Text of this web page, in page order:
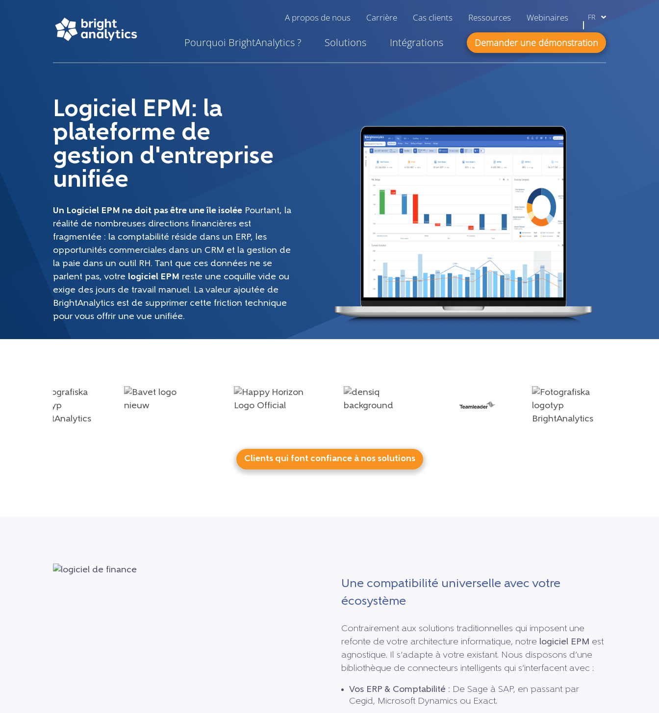
A propos de nous Carrière Cas clients Ressources Webinaires FR
Pourquoi BrightAnalytics ? Solutions Intégrations Demander une démonstration
Logiciel EPM: la
plateforme de
gestion d'entreprise
unifiée
Un Logiciel EPM ne doit pas être une île isolée Pourtant, la
réalité de nombreuses directions financières est
fragmentée : la comptabilité réside dans un ERP, les
opportunités commerciales dans un CRM et la gestion de
la paie dans un outil RH. Tant que ces données ne se
parlent pas, votre logiciel EPM reste une coquille vide ou
exige des jours de travail manuel. La valeur ajoutée de
BrightAnalytics est de supprimer cette friction technique
pour vous offrir une vue unifiée.
Clients qui font confiance à nos solutions
Une compatibilité universelle avec votre
écosystème
Contrairement aux solutions traditionnelles qui imposent une
refonte de votre architecture informatique, notre logiciel EPM est
agnostique. Il s’adapte à votre existant. Nous disposons d’une
bibliothèque de connecteurs intelligents qui s’interfacent avec :
Vos ERP & Comptabilité : De Sage à SAP, en passant par
Cegid, Microsoft Dynamics ou Exact.